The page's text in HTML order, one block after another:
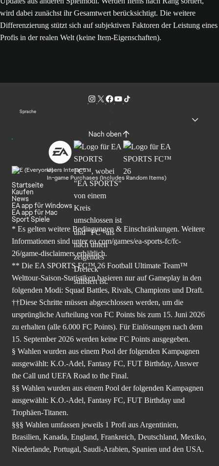
wird dabei zunächst ihr Gesamtwert berücksichtigt. Die weitere
Differenzierung stützt sich auf subjektiven Faktoren der Leistung eines
Profis in der realen Welt (keine Item-Eigenschaften).
Sprache
Nach oben
Users Interact
In-game Purchases (Includes Random Items)
Startseite
Kaufen
News
EA app für Windows
EA app für Mac
Sport Spiele
* Es gelten weitere Bedingungen & Einschränkungen. Weitere
Informationen sind unterea.com/games/ea-sports-fc/fc-
26/game-disclaimers erhältlich.
** Die EA SPORTS FC™ 26 Football Ultimate Team™
Welttour-Saison-Statistiken basieren nur auf Gameplay in den
folgenden Modi: Squad Battles, Rivals, Champions und Draft.
††Diese Schritte müssen abgeschlossen werden, um die
ursprüngliche Aufteilung von FC Points bis zum 15. Juni 2026
zu erhalten (alle 6.000 FC Points). Für Einlösungen nach dem
15. September 2026 werden keine FC Points ausgegeben.
§ Wahlen wurden aus einem Pool der folgenden Kampagnen
ausgewählt: K.O.-Adel, Fantasy FC, FUT Birthday, Answer
the Call und UEFA Road to the Final.
§§ Wahlen wurden aus einem Pool der folgenden Kampagnen
ausgewählt: K.O.-Adel, Fantasy FC, FUT Birthday und
Trophäen-Titanen.
§§§ Wahlen umfassen jeweils 1 Profi aus Argentinien,
Brasilien, Kanada, England, Frankreich, Deutschland, Mexiko,
Niederlande, Portugal, Saudi-Arabien, Spanien und den USA.